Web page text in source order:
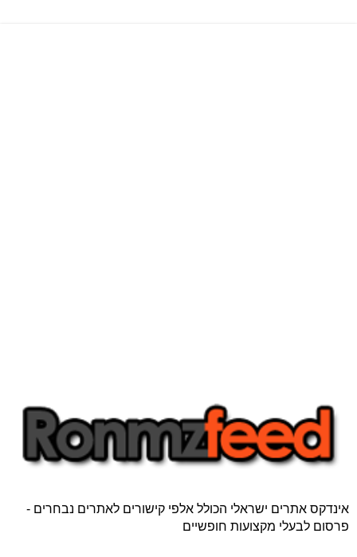
אינדקס אתרים ישראלי הכולל אלפי קישורים לאתרים נבחרים -
פרסום לבעלי מקצועות חופשיים